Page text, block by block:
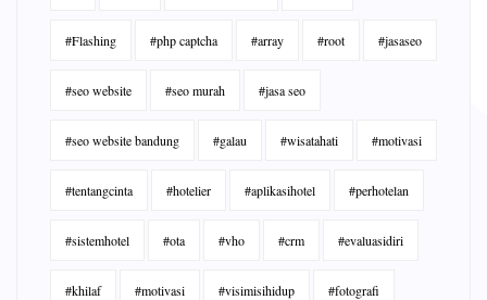
#Flashing #php captcha #array #root #jasaseo
#seo website #seo murah #jasa seo
#seo website bandung #galau #wisatahati #motivasi
#tentangcinta #hotelier #aplikasihotel #perhotelan
#sistemhotel #ota #vho #crm #evaluasidiri
#khilaf #motivasi #visimisihidup #fotografi